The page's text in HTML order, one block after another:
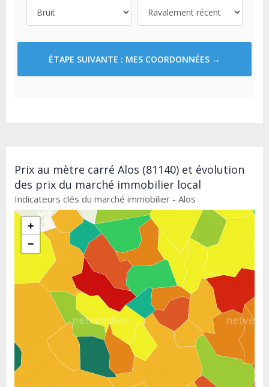
ÉTAPE SUIVANTE : MES COORDONNÉES →
Prix au mètre carré Alos (81140) et évolution
des prix du marché immobilier local
Indicateurs clés du marché immobilier - Alos
+
−